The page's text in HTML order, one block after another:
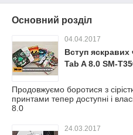
Основний розділ
04.04.2017
Вступ
Tab A 8.0 SM-
Продовжуємо боротися з
принтами тепер доступні і
8.0
24.03.2017